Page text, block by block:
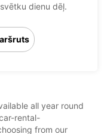
dienu dēļ.
all year round
rental-
from our